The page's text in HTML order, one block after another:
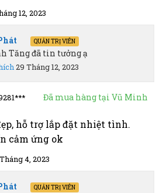
12, 2023
QUẢN TRỊ VIÊN
Tăng đã tin tưởng ạ
29 Tháng 12, 2023
Đã mua hàng tại Vũ Minh
hỗ trợ lắp đặt nhiệt tình.
cảm ứng ok
4, 2023
QUẢN TRỊ VIÊN